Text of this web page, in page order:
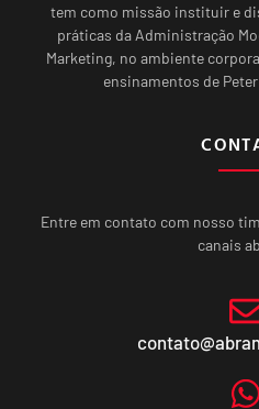
tem como missão instituir e
práticas da Administração
Marketing, no ambiente
ensinamentos de
Entre em contato com nosso
canais